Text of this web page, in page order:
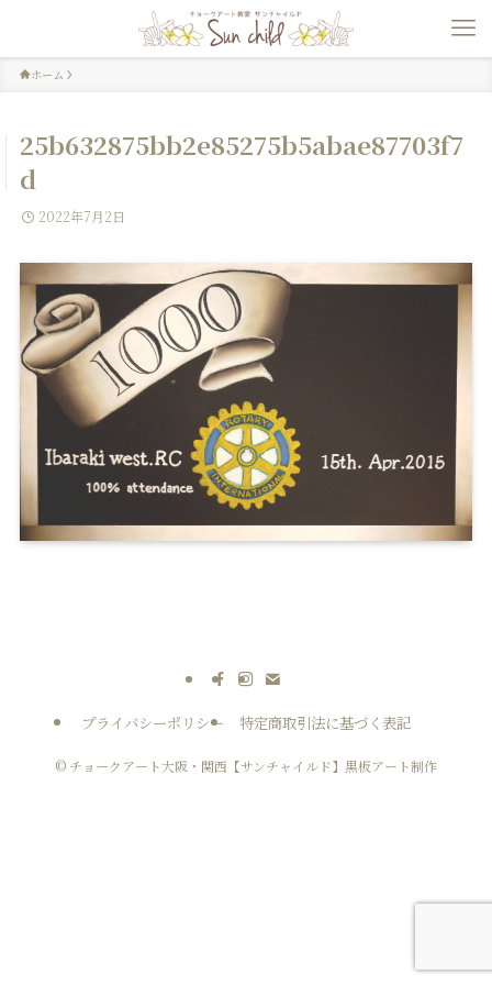
ホーム
25b632875bb2e85275b5abae87703f7
d
2022年7月2日
プライバシーポリシー 特定商取引法に基づく表記
© チョークアート大阪・関西【サンチャイルド】黒板アート制作